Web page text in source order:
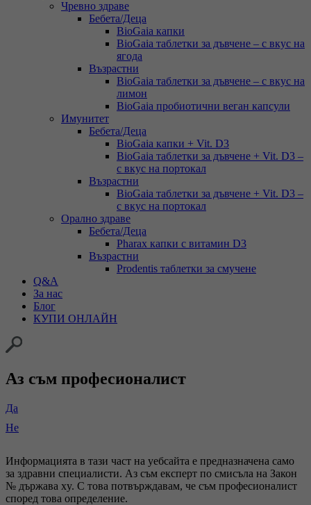
Чревно здраве
Бебета/Деца
BioGaia капки
BioGaia таблетки за дъвчене – с вкус на
ягода
Възрастни
BioGaia таблетки за дъвчене – с вкус на
лимон
BioGaia пробиотични веган капсули
Имунитет
Бебета/Деца
BioGaia капки + Vit. D3
BioGaia таблетки за дъвчене + Vit. D3 –
с вкус на портокал
Възрастни
BioGaia таблетки за дъвчене + Vit. D3 –
с вкус на портокал
Орално здраве
Бебета/Деца
Pharax капки с витамин D3
Възрастни
Prodentis таблетки за смучене
Q&A
За нас
Блог
КУПИ ОНЛАЙН
Аз съм професионалист
Да
Не
Информацията в тази част на уебсайта е предназначена само
за здравни специалисти. Аз съм експерт по смисъла на Закон
№ държава xy. С това потвърждавам, че съм професионалист
според това определение.